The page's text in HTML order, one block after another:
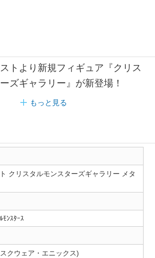
トより新規フィギュア『クリス
ズギャラリー』が新登場！
もっと見る
クリスタルモンスターズギャラリー メタ
ﾓﾝｽﾀｰｽ
クウェア・エニックス)